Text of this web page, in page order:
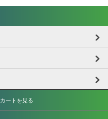
カートを見る